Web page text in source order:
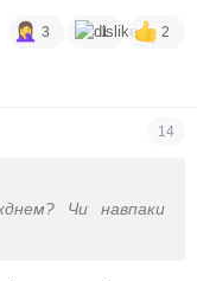
3 1 2
14
Чи навпаки